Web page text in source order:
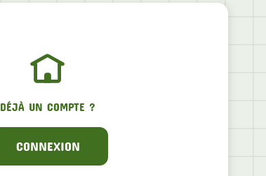
DÉJÀ UN COMPTE ?
CONNEXION